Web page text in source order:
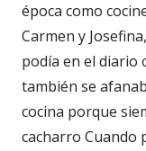
época como
Carmen y
podía en el diario
también se
cocina porque
cacharro Cuando